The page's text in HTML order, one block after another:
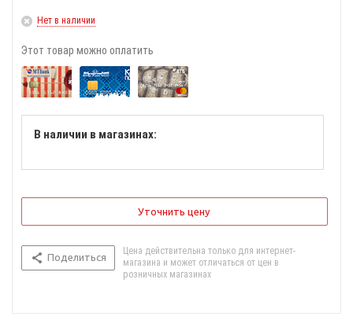
Нет в наличии
Этот товар можно оплатить
В наличии в магазинах:
Уточнить цену
Поделиться
Цена действительна только для интернет-
магазина и может отличаться от цен в
розничных магазинах